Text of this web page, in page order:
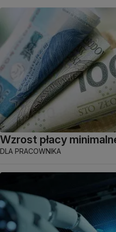
Wzrost płacy
DLA PRACOWNIKA